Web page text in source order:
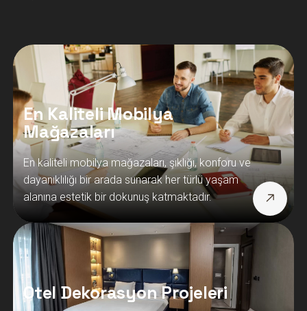
En Kaliteli Mobilya
Mağazaları
En kaliteli mobilya mağazaları, şıklığı, konforu ve
dayanıklılığı bir arada sunarak her türlü yaşam
alanına estetik bir dokunuş katmaktadır.
Otel Dekorasyon Projeleri